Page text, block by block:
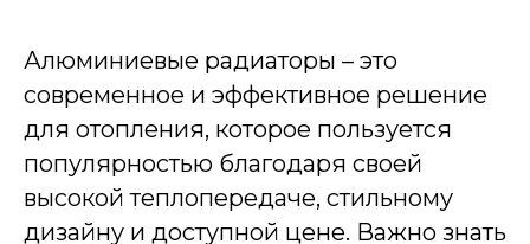
Алюминиевые радиаторы – это
современное и эффективное решение
для отопления, которое пользуется
популярностью благодаря своей
высокой теплопередаче, стильному
дизайну и доступной цене. Важно знать